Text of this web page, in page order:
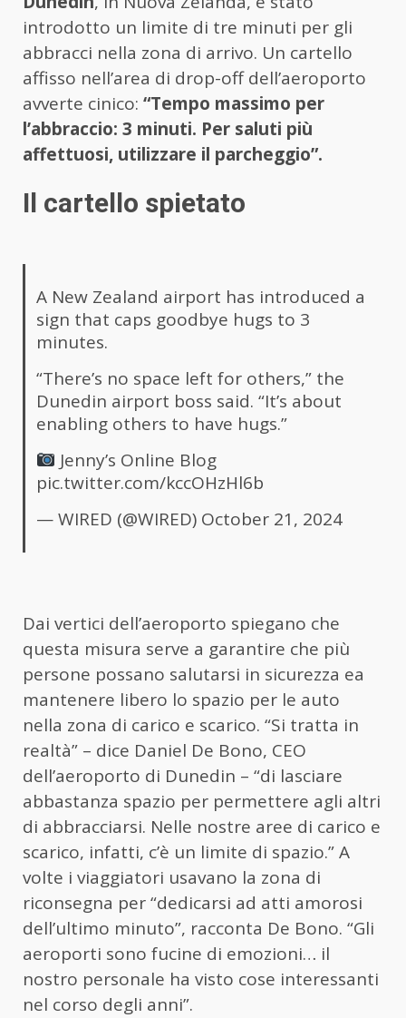
introdotto un limite di tre minuti per gli
abbracci nella zona di arrivo. Un cartello
affisso nell’area di drop-off dell’aeroporto
avverte cinico: “Tempo massimo per
l’abbraccio: 3 minuti. Per saluti più
affettuosi, utilizzare il parcheggio”.
Il cartello spietato
A New Zealand airport has introduced a
sign that caps goodbye hugs to 3
minutes.
“There’s no space left for others,” the
Dunedin airport boss said. “It’s about
enabling others to have hugs.”
Jenny’s Online Blog
pic.twitter.com/kccOHzHl6b
— WIRED (@WIRED) October 21, 2024
Dai vertici dell’aeroporto spiegano che
questa misura serve a garantire che più
persone possano salutarsi in sicurezza ea
mantenere libero lo spazio per le auto
nella zona di carico e scarico. “Si tratta in
realtà” – dice Daniel De Bono, CEO
dell’aeroporto di Dunedin – “di lasciare
abbastanza spazio per permettere agli altri
di abbracciarsi. Nelle nostre aree di carico e
scarico, infatti, c’è un limite di spazio.” A
volte i viaggiatori usavano la zona di
riconsegna per “dedicarsi ad atti amorosi
dell’ultimo minuto”, racconta De Bono. “Gli
aeroporti sono fucine di emozioni… il
nostro personale ha visto cose interessanti
nel corso degli anni”.